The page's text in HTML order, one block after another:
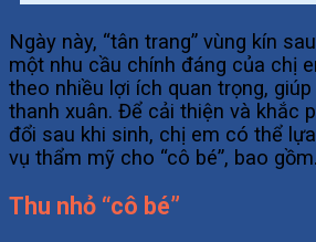
Ngày này, “tân trang” vùng kín
một nhu cầu chính đáng của chị
theo nhiều lợi ích quan trọng,
thanh xuân. Để cải thiện và khắc
đổi sau khi sinh, chị em có thể
vụ thẩm mỹ cho “cô bé”, bao gồm.
Thu nhỏ “cô bé”